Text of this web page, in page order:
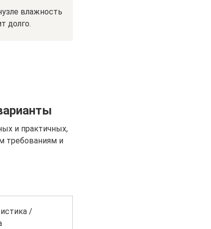
влажность
долго.
и практичных,
требованиям и
/